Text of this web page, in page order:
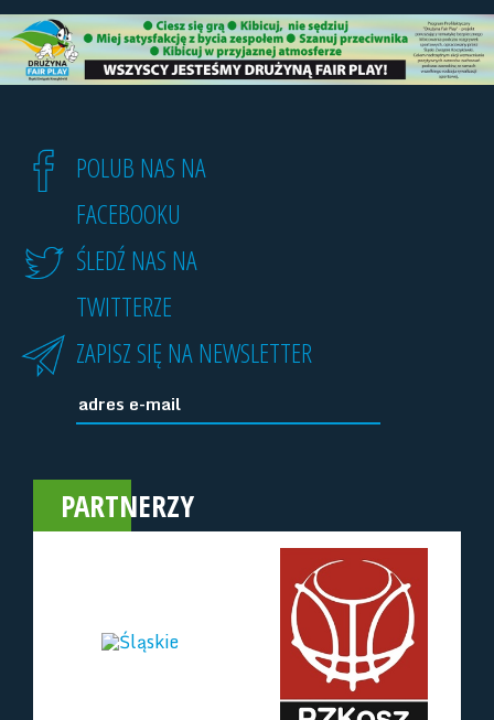
POLUB NAS NA
FACEBOOKU
ŚLEDŹ NAS NA
TWITTERZE
ZAPISZ SIĘ NA NEWSLETTER
PARTNERZY